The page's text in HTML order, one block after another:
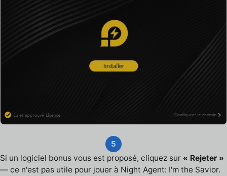
5
Si un logiciel bonus vous est proposé, cliquez sur « Rejeter »
— ce n'est pas utile pour jouer à Night Agent: I'm the Savior.